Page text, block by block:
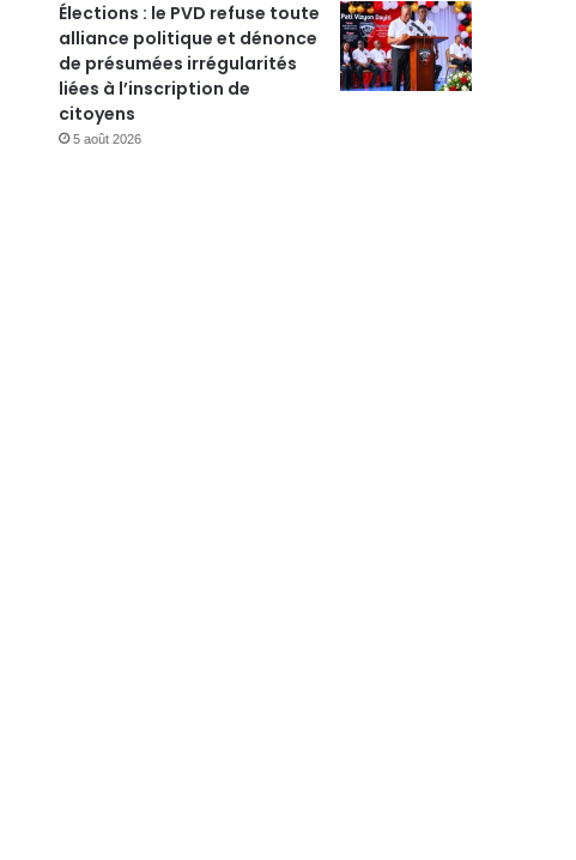
Élections : le PVD refuse toute
alliance politique et dénonce
de présumées irrégularités
liées à l’inscription de
citoyens
5 août 2026